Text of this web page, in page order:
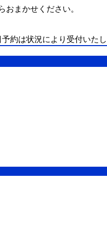
おまかせください。
約は状況により受付いた